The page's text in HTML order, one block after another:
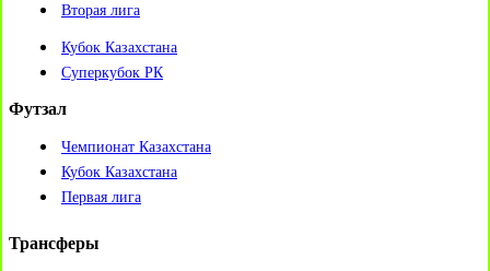
Вторая лига
Кубок Казахстана
Суперкубок РК
Футзал
Чемпионат Казахстана
Кубок Казахстана
Первая лига
Трансферы